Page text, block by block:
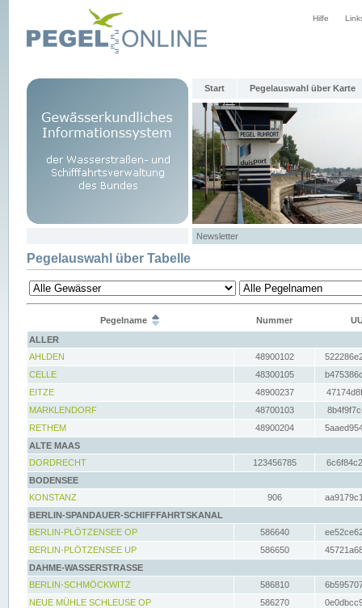
Hilfe
Start Pegelauswahl über Karte
Newsletter
Pegelauswahl über Tabelle
Pegelname Nummer
ALLER
AHLDEN
48900102
CELLE
48300105
EITZE
48900237
MARKLENDORF
48700103
RETHEM
48900204
ALTE MAAS
DORDRECHT
123456785
BODENSEE
KONSTANZ
906
BERLIN-SPANDAUER-SCHIFFFAHRTSKANAL
BERLIN-PLÖTZENSEE OP
586640
BERLIN-PLÖTZENSEE UP
586650
DAHME-WASSERSTRASSE
BERLIN-SCHMÖCKWITZ
586810
NEUE MÜHLE SCHLEUSE OP
586270